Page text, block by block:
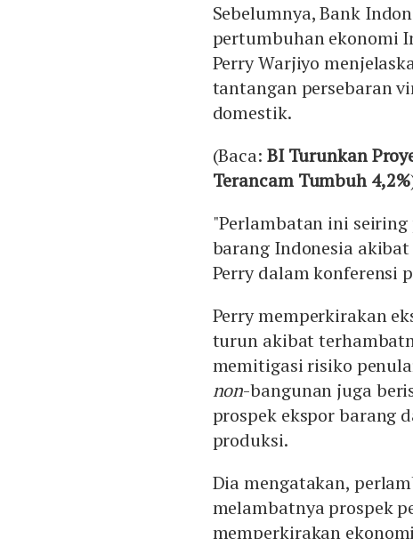
Sebelumnya, Bank
pertumbuhan ekonomi
Perry Warjiyo
tantangan persebaran
domestik.
(Baca: BI Turunkan
Terancam Tumbuh 4,2%
"Perlambatan ini
barang Indonesia
Perry dalam konferensi
Perry memperkirakan
turun akibat
memitigasi risiko
non-bangunan juga
prospek ekspor barang
produksi.
Dia mengatakan,
melambatnya prospek
memperkirakan